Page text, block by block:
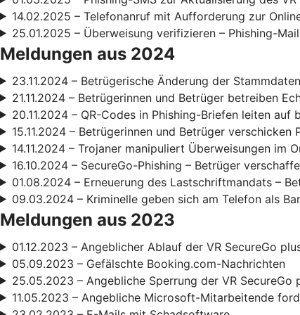
14.02.2025 – Telefonanruf mit Aufforderung zur
25.01.2025 – Überweisung verifizieren – Phishing-
Meldungen aus 2024
23.11.2024 – Betrügerische Änderung der
21.11.2024 – Betrügerinnen und Betrüger betreiben
20.11.2024 – QR-Codes in Phishing-Briefen leiten
15.11.2024 – Betrügerinnen und Betrüger
14.11.2024 – Trojaner manipuliert Überweisungen im
16.10.2024 – SecureGo-Phishing – Betrüger
01.08.2024 – Erneuerung des Lastschriftmandats –
09.03.2024 – Kriminelle geben sich am Telefon als
Meldungen aus 2023
01.12.2023 – Angeblicher Ablauf der VR SecureGo
05.09.2023 – Gefälschte Booking.com-Nachrichten
25.05.2023 – Angebliche Sperrung der VR SecureGo
11.05.2023 – Angebliche Microsoft-Mitarbeitende